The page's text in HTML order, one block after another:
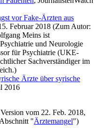
vor Fake-Ärzten aus
Februar 2018 (Zum Autor:
Meins ist
und Neurologie
für Psychiatrie (UKE-
Sachverständiger im
Ärzte über syrische
2016
vom 22. Feb. 2018‎,
"Ärztemangel")